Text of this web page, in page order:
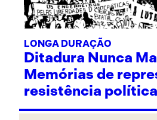
LONGA DURAÇÃO
Ditadura Nunca
Memórias de
resistência